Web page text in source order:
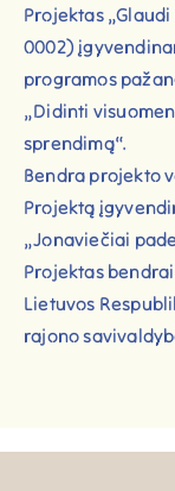
Projektas
0002)
programos
„Didinti
sprendimą“.
Bendra projekto
Projektą
„Jonaviečiai
Projektas
Lietuvos
rajono